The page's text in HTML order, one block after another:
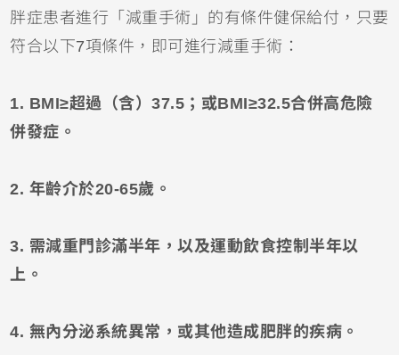
胖症患者進行「減重手術」的有條件健保給付，只要
符合以下7項條件，即可進行減重手術：
1. BMI≥超過（含）37.5；或BMI≥32.5合併高危險
併發症。
2. 年齡介於20-65歲。
3. 需減重門診滿半年，以及運動飲食控制半年以
上。
4. 無內分泌系統異常，或其他造成肥胖的疾病。